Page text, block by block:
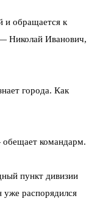
обращается к
Николай Иванович,
города. Как
командарм.
пункт дивизии
уже распорядился